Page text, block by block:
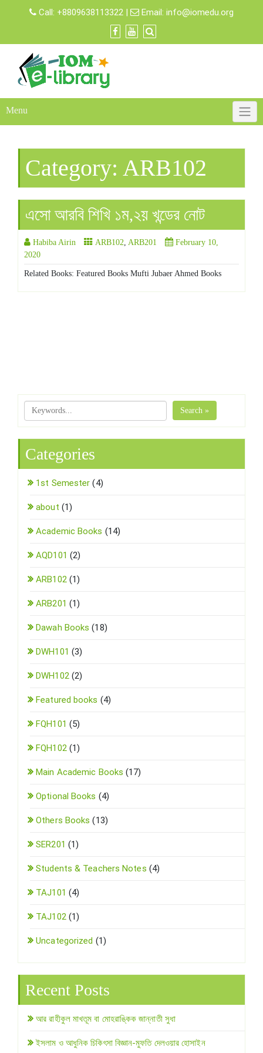
Call: +8809638113322 | Email: info@iomedu.org
Menu
Category: ARB102
এসো আরবি শিখি ১ম,২য় খন্ডের নোট
Habiba Airin ARB102 ARB201
February 10,
2020
Related Books: Featured Books Mufti Jubaer Ahmed Books
Search »
Categories
1st Semester (4)
about (1)
Academic Books (14)
AQD101 (2)
ARB102(1)
ARB201 (1)
Dawah Books (18)
DWH101 (3)
DWH102(2)
Featured books (4)
FQH101 (5)
FQH102(1)
Main Academic Books (17)
Optional Books (4)
Others Books (13)
SER201 (1)
Students & Teachers Notes (4)
TAJ101 (4)
TAJ102(1)
Uncategorized (1)
Recent Posts
আর রাহীকুল মাখতূম বা মোহরাঙ্কিক জান্নাতী সুধা
ইসলাম ও আধুনিক চিকিৎসা বিজ্ঞান-মুফতি দেলওয়ার হোসাইন